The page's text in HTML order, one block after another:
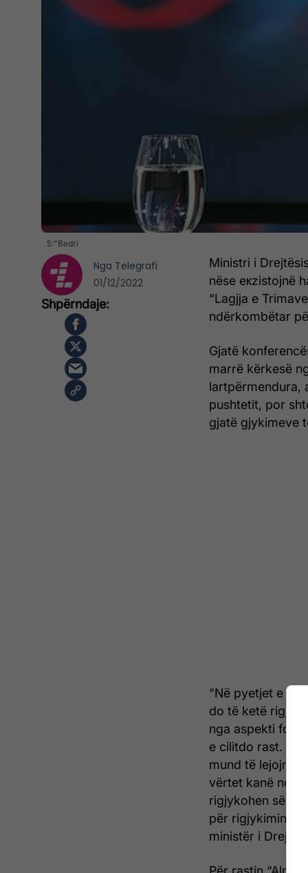
5:"Bedri
Ministri i
nëse eкzistojnë
“Lagjјa e
ndërkombëtar
Gjatë
marrë kërkesë
lartpërmendura,
pushtetit, por
gjatë gjykimeve
“Në pyetjet e
do të ketë
nga aspekti
e cilitdo rast. Në
mund të lejojnë
vërtet kanë
rigjykohen
për rigjykimin e
ministër i
Nga Telegrafi
01/12/2022